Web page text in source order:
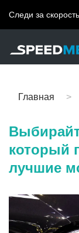
Следи за
Главная
который
лучшие